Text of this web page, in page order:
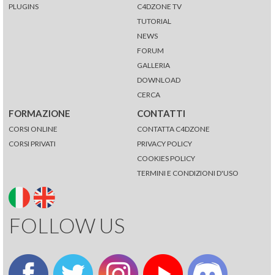
PLUGINS
C4DZONE TV
TUTORIAL
NEWS
FORUM
GALLERIA
DOWNLOAD
CERCA
FORMAZIONE
CORSI ONLINE
CORSI PRIVATI
CONTATTI
CONTATTA C4DZONE
PRIVACY POLICY
COOKIES POLICY
TERMINI E CONDIZIONI D'USO
FOLLOW US